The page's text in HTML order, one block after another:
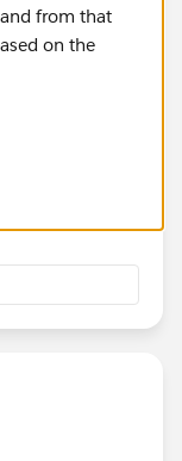
from that
on the